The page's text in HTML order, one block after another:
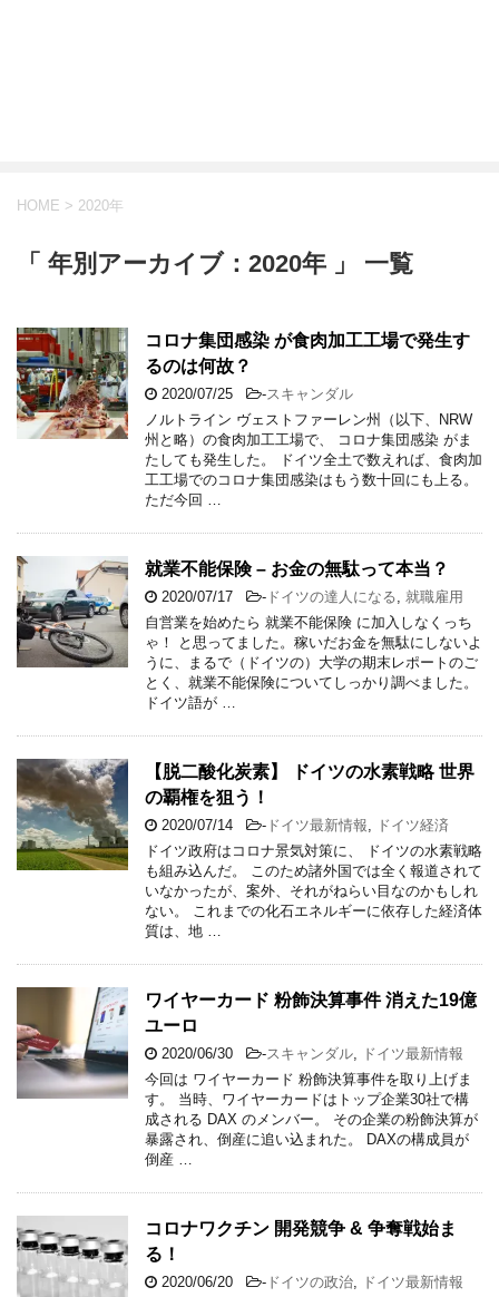
HOME > 2020年
「 年別アーカイブ：2020年 」 一覧
コロナ集団感染 が食肉加工工場で発生す
るのは何故？
2020/07/25 -スキャンダル
ノルトライン ヴェストファーレン州（以下、NRW
州と略）の食肉加工工場で、 コロナ集団感染 がま
たしても発生した。 ドイツ全土で数えれば、食肉加
工工場でのコロナ集団感染はもう数十回にも上る。
ただ今回 …
就業不能保険 – お金の無駄って本当？
2020/07/17 - ドイツの達人になる
就職雇用
自営業を始めたら 就業不能保険 に加入しなくっち
ゃ！ と思ってました。稼いだお金を無駄にしないよ
うに、まるで（ドイツの）大学の期末レポートのご
とく、就業不能保険についてしっかり調べました。
ドイツ語が …
【脱二酸化炭素】 ドイツの水素戦略 世界
の覇権を狙う！
2020/07/14 - ドイツ最新情報
ドイツ経済
ドイツ政府はコロナ景気対策に、 ドイツの水素戦略
も組み込んだ。 このため諸外国では全く報道されて
いなかったが、案外、それがねらい目なのかもしれ
ない。 これまでの化石エネルギーに依存した経済体
質は、地 …
ワイヤーカード 粉飾決算事件 消えた19億
ユーロ
2020/06/30 -スキャンダル
ドイツ最新情報
今回は ワイヤーカード 粉飾決算事件を取り上げま
す。 当時、ワイヤーカードはトップ企業30社で構
成される DAX のメンバー。 その企業の粉飾決算が
暴露され、倒産に追い込まれた。 DAXの構成員が
倒産 …
コロナワクチン 開発競争 & 争奪戦始ま
る！
2020/06/20 - ドイツの政治
ドイツ最新情報